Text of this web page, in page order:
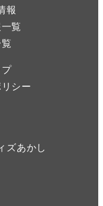
報
覧
シー
ズあかし